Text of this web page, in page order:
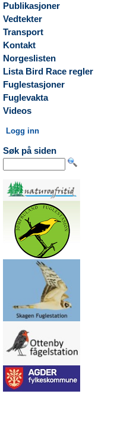
Publikasjoner
Vedtekter
Transport
Kontakt
Norgeslisten
Lista Bird Race regler
Fuglestasjoner
Fuglevakta
Videos
Logg inn
Søk på siden